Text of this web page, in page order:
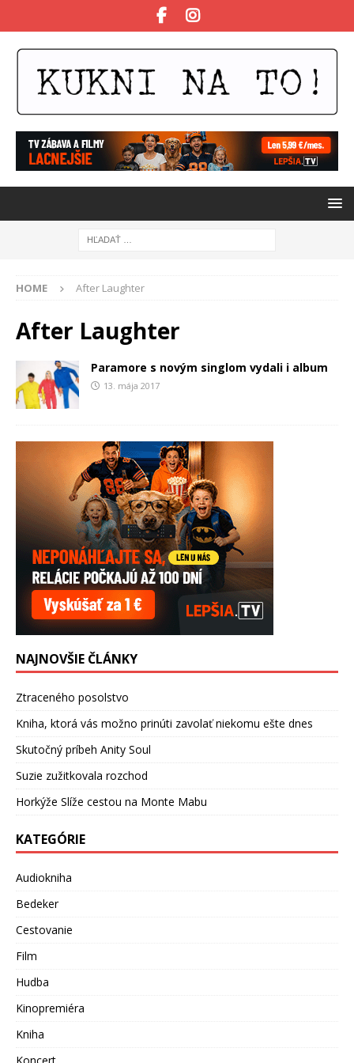
HOME After Laughter
After Laughter
Paramore s novým singlom vydali i album
13. mája 2017
NAJNOVŠIE ČLÁNKY
Ztraceného posolstvo
Kniha, ktorá vás možno prinúti zavolať niekomu ešte dnes
Skutočný príbeh Anity Soul
Suzie zužitkovala rozchod
Horkýže Slíže cestou na Monte Mabu
KATEGÓRIE
Audiokniha
Bedeker
Cestovanie
Film
Hudba
Kinopremiéra
Kniha
Koncert